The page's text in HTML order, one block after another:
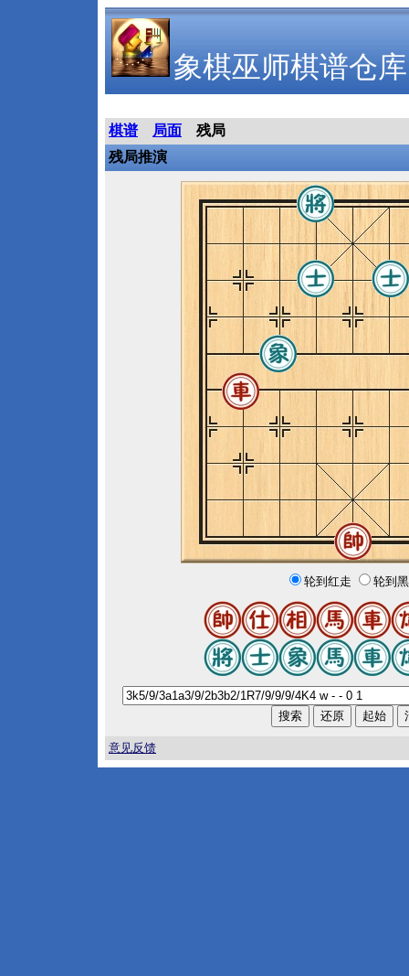
象棋巫师棋谱仓库
棋谱 局面
残局
残局推演
轮到红走 轮到
意见反馈